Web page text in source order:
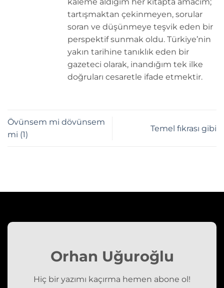
tartışmaktan çekinmeyen, sorular
soran ve düşünmeye teşvik eden bir
perspektif sunmak oldu. Türkiye’nin
yakın tarihine tanıklık eden bir
gazeteci olarak, inandığım tek ilke
doğruları cesaretle ifade etmektir.
Övünsem mi dövünsem
mi (1)
Temel fıkrası gibi
Orhan Uğuroğlu
Hiç bir yazımı kaçırma hemen abone ol!